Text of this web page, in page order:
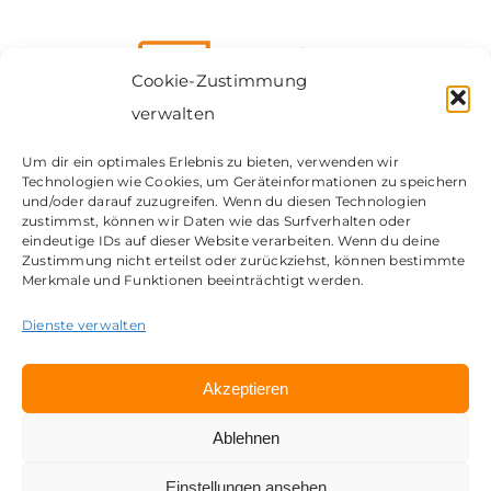
Cookie-Zustimmung
verwalten
Um dir ein optimales Erlebnis zu bieten, verwenden wir
Technologien wie Cookies, um Geräteinformationen zu speichern
und/oder darauf zuzugreifen. Wenn du diesen Technologien
zustimmst, können wir Daten wie das Surfverhalten oder
eindeutige IDs auf dieser Website verarbeiten. Wenn du deine
Zustimmung nicht erteilst oder zurückziehst, können bestimmte
Merkmale und Funktionen beeinträchtigt werden.
Dienste verwalten
Akzeptieren
Ablehnen
Einstellungen ansehen
News & Blog
Kontakt
Kontakt
Impressum
Datenschutz
© Copyright 2026 | my Workplace GmbH | Eine Marke
der CosH Consulting GmbH